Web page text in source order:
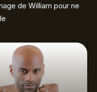
de William pour ne